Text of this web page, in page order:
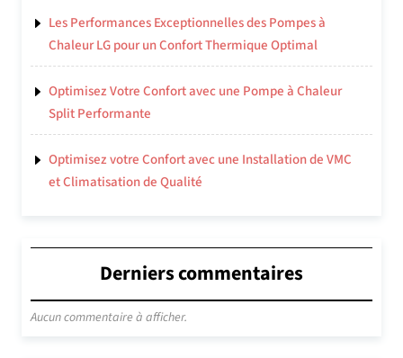
Les Performances Exceptionnelles des Pompes à
Chaleur LG pour un Confort Thermique Optimal
Optimisez Votre Confort avec une Pompe à Chaleur
Split Performante
Optimisez votre Confort avec une Installation de VMC
et Climatisation de Qualité
Derniers commentaires
Aucun commentaire à afficher.